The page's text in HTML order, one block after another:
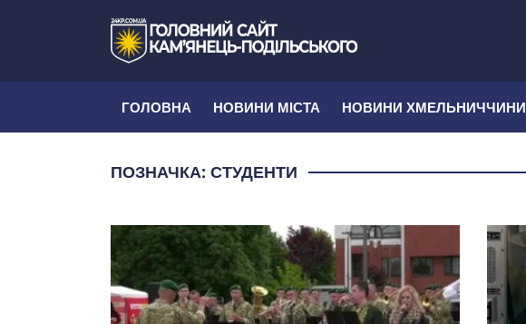
ГОЛОВНА НОВИНИ МІСТА НОВИНИ ХМЕЛЬНИЧЧИНИ
ПОЗНАЧКА: СТУДЕНТИ